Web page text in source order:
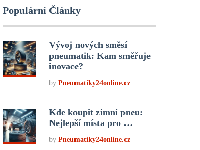
Populární Články
Vývoj nových směsí
pneumatik: Kam směřuje
inovace?
byPneumatiky24online.cz
Kde koupit zimní pneu:
Nejlepší místa pro …
byPneumatiky24online.cz